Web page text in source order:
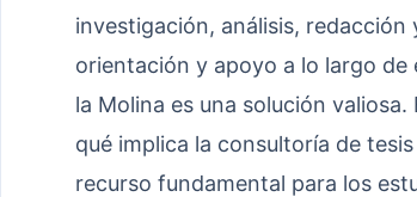
investigación, análisis,
orientación y apoyo a lo largo de
la Molina es una solución
qué implica la consultoría de
recurso fundamental para los